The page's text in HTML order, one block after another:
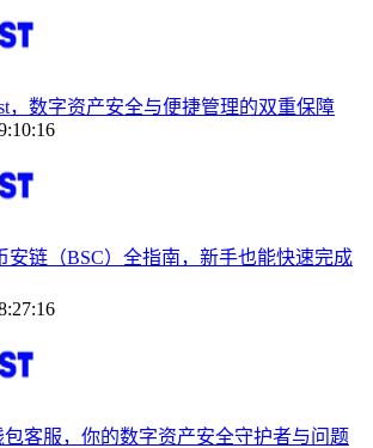
，数字资产安全与便捷管理的双重保障
安链（BSC）全指南，新手也能快速完成
包客服，你的数字资产安全守护者与问题